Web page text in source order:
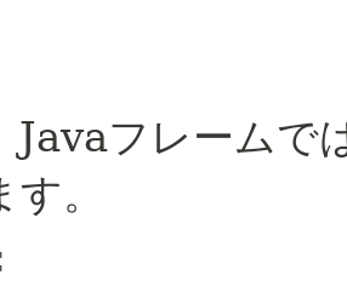
Javaフレームで
。